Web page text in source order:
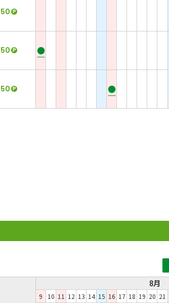
50 P
50 P ●
50 P ●
8月
9 10 11 12 13 14 15 16 17 18 19 20 21